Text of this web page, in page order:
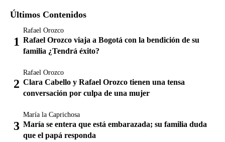
Últimos Contenidos
Rafael Orozco
Rafael Orozco viaja a Bogotá con la bendición de su
familia ¿Tendrá éxito?
Rafael Orozco
Clara Cabello y Rafael Orozco tienen una tensa
conversación por culpa de una mujer
María la Caprichosa
María se entera que está embarazada; su familia duda
que el papá responda